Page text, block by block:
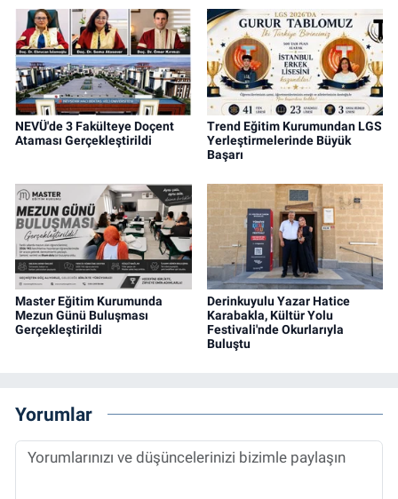
NEVÜ'de 3 Fakülteye Doçent
Ataması Gerçekleştirildi
Trend Eğitim Kurumundan LGS
Yerleştirmelerinde Büyük
Başarı
Master Eğitim Kurumunda
Mezun Günü Buluşması
Gerçekleştirildi
Derinkuyulu Yazar Hatice
Karabakla, Kültür Yolu
Festivali'nde Okurlarıyla
Buluştu
Yorumlar